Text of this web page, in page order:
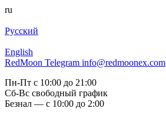
ru
Русский
English
RedMoon Telegram info@redmoonex.com
Пн-Пт с 10:00 до 21:00
Сб-Вс свободный график
Безнал — с 10:00 до 2:00